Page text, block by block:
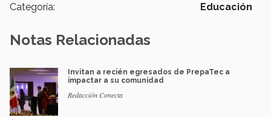
Categoría: Educación
Notas Relacionadas
Invitan a recién egresados de PrepaTec a
impactar a su comunidad
Redacción Conecta